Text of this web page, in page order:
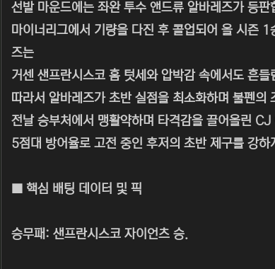
선발 마운드에는 좌완 투수 앤드류 알바레즈가 등판
마이너리그에서 기량을 다진 후 콜업되어 올 시즌
즈는
거센 샌프란시스코 홈 텃세와 압박감 속에서도 흔
따라서 알바레즈가 초반 실점을 최소화하며 불펜
전날 승부처에서 맹활약하며 타격감을 끌어올린
5점대 방어율로 고전 중인 후저의 초반 제구를 강
■ 핵심 배팅 데이터 및 픽
승무패: 샌프란시스코 자이언츠 승.